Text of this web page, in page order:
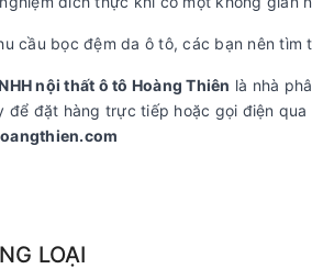
cầu bọc đệm da ô tô, các bạn nên
nội thất ô tô Hoàng Thiên là nhà
để đặt hàng trực tiếp hoặc gọi điện
LOẠI